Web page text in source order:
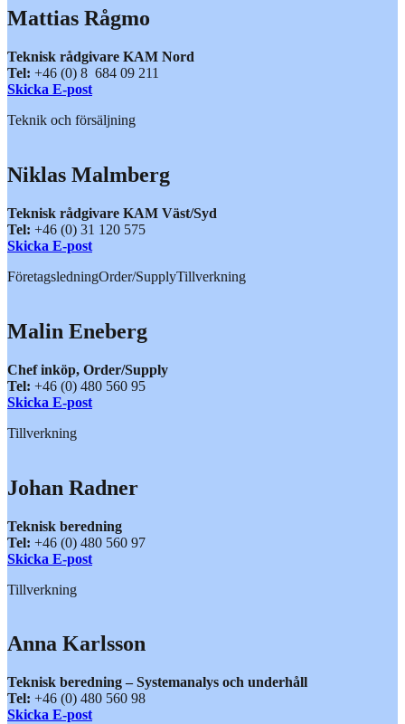
Mattias Rågmo
Teknisk rådgivare KAM Nord
Tel: +46 (0) 8 684 09 211
Skicka E-post
Teknik och försäljning
Niklas Malmberg
Teknisk rådgivare KAM Väst/Syd
Tel: +46 (0) 31 120 575
Skicka E-post
FöretagsledningOrder/SupplyTillverkning
Malin Eneberg
Chef inköp, Order/Supply
Tel: +46 (0) 480 560 95
Skicka E-post
Tillverkning
Johan Radner
Teknisk beredning
Tel: +46 (0) 480 560 97
Skicka E-post
Tillverkning
Anna Karlsson
Teknisk beredning – Systemanalys och underhåll
Tel: +46 (0) 480 560 98
Skicka E-post